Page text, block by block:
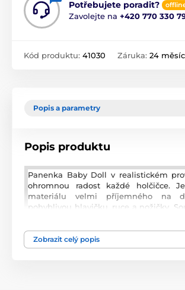
Potřebujete poradit?
Zavolejte na +420 770 330
Kód produktu: 41030 Záruka: 24
Popis a parametry
Popis produktu
Panenka Baby Doll v realistickém
ohromnou radost každé holčičce.
materiálu velmi příjemného na
pohyblivou hlavičku, ruce a nožičky.
Zobrazit celý popis